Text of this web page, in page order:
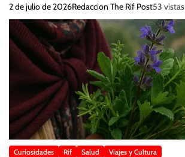
2 de julio de 2026Redaccion The Rif Post53 vistas
Curiosidades Rif Salud Viajes y Cultura